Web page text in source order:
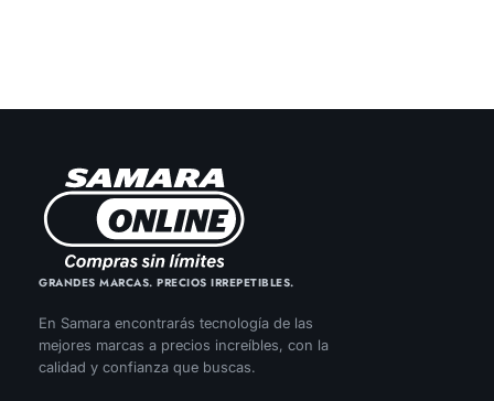
GRANDES MARCAS. PRECIOS IRREPETIBLES.
En Samara encontrarás tecnología de las
mejores marcas a precios increíbles, con la
calidad y confianza que buscas.